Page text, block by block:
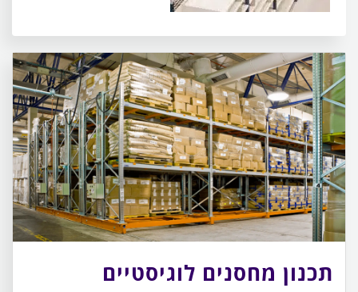
תכנון מחסנים לוגיסטיים